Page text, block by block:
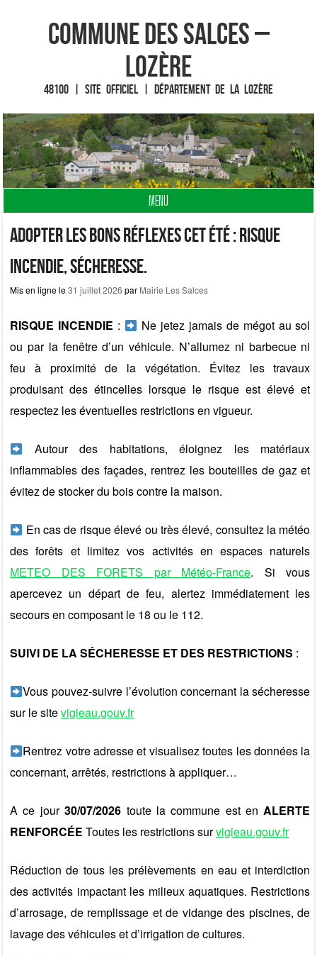
Commune des Salces –
Lozère
48100 | Site officiel | Département de la Lozère
MENU
Adopter les bons réflexes cet été : risque
incendie, sécheresse.
Mis en ligne le31 juillet 2026 par Mairie Les Salces
RISQUE INCENDIE :
Ne jetez jamais de mégot au sol
ou par la fenêtre d’un véhicule. N’allumez ni barbecue ni
feu à proximité de la végétation. Évitez les travaux
produisant des étincelles lorsque le risque est élevé et
respectez les éventuelles restrictions en vigueur.
Autour des habitations, éloignez les matériaux
inflammables des façades, rentrez les bouteilles de gaz et
évitez de stocker du bois contre la maison.
En cas de risque élevé ou très élevé, consultez la météo
des forêts et limitez vos activités en espaces naturels
METEO DES FORETS par Météo-France. Si vous
apercevez un départ de feu, alertez immédiatement les
secours en composant le 18 ou le 112.
SUIVI DE LA SÉCHERESSE ET DES RESTRICTIONS :
Vous pouvez-suivre l’évolution concernant la sécheresse
sur le sitevigieau.gouv.fr
Rentrez votre adresse et visualisez toutes les données la
concernant, arrêtés, restrictions à appliquer…
A ce jour30/07/2026 toute la commune est enALERTE
RENFORCÉE Toutes les restrictions survigieau.gouv.fr
Réduction de tous les prélèvements en eau et interdiction
des activités impactant les milieux aquatiques. Restrictions
d’arrosage, de remplissage et de vidange des piscines, de
lavage des véhicules et d’irrigation de cultures.